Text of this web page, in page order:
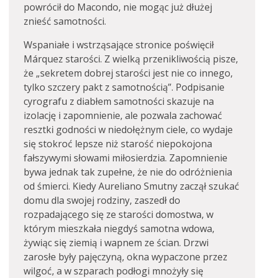
powrócił do Macondo, nie mogąc już dłużej
znieść samotności.
Wspaniałe i wstrząsające stronice poświęcił
Márquez starości. Z wielką przenikliwością pisze,
że „sekretem dobrej starości jest nie co innego,
tylko szczery pakt z samotnością”. Podpisanie
cyrografu z diabłem samotności skazuje na
izolację i zapomnienie, ale pozwala zachować
resztki godności w niedołężnym ciele, co wydaje
się stokroć lepsze niż starość niepokojona
fałszywymi słowami miłosierdzia. Zapomnienie
bywa jednak tak zupełne, że nie do odróżnienia
od śmierci. Kiedy Aureliano Smutny zaczął szukać
domu dla swojej rodziny, zaszedł do
rozpadającego się ze starości domostwa, w
którym mieszkała niegdyś samotna wdowa,
żywiąc się ziemią i wapnem ze ścian. Drzwi
zarosłe były pajęczyną, okna wypaczone przez
wilgoć, a w szparach podłogi mnożyły się